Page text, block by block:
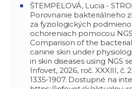
ŠTEMPELOVÁ, Lucia -
Porovnanie bakteriálneho
za fyziologických
ochoreniach pomocou
Comparison of the
canine skin under
in skin diseases using NGS
Infovet, 2026, roč. XXXIII, č.
1335-1907. Dostupné na